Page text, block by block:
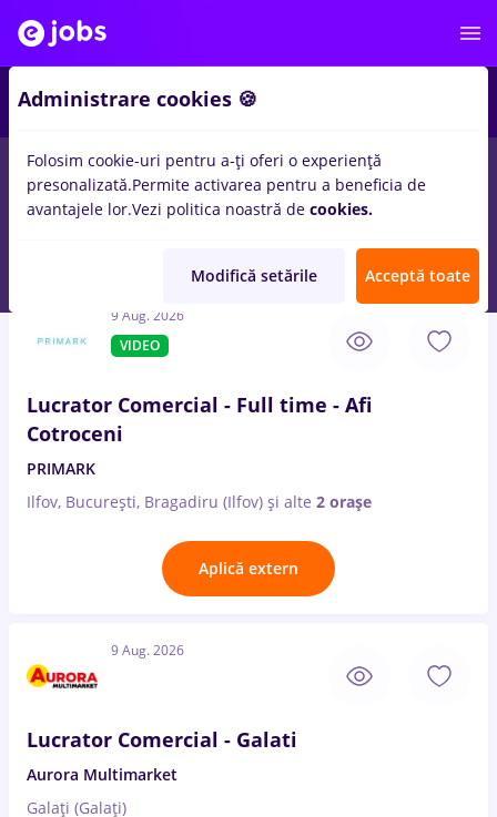
Salarii Remote (de acasă) București Cluj-
9 Aug. 2026
VIDEO
Lucrator Comercial - Full time - Afi
Cotroceni
PRIMARK
Ilfov, București, Bragadiru (Ilfov) și alte 2 orașe
Aplică extern
9 Aug. 2026
Lucrator Comercial - Galati
Aurora Multimarket
Galați (Galați)
Administrare cookies 🍪
Folosim cookie-uri pentru a-ți oferi o experiență
presonalizată.Permite activarea pentru a beneficia de
avantajele lor.Vezi politica noastră de cookies.
Modifică setările Acceptă toate